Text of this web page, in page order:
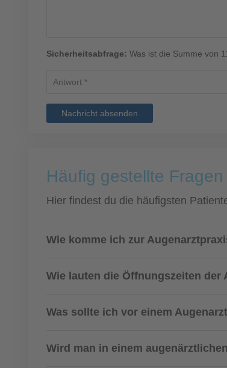
Sicherheitsabfrage: Was ist die Summe von
Nachricht absenden
Häufig gestellte
Hier findest du die häufigsten
Wie komme ich zur
Wie lauten die Öffnungszeiten der
Was sollte ich vor einem
Wird man in einem